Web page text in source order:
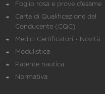
Foglio rosa e prove d’esame
Carta di Qualificazione del
Conducente (CQC)
Medici Certificatori - Novità
Modulistica
Patente nautica
Normativa